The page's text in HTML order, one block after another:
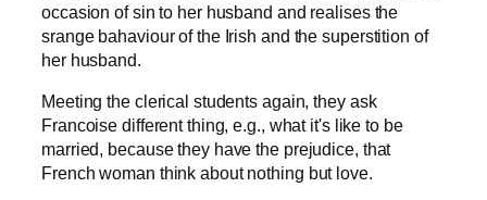
occasion of sin to her husband and realises the
srange bahaviour of the Irish and the superstition of
her husband.
Meeting the clerical students again, they ask
Francoise different thing, e.g., what it's like to be
married, because they have the prejudice, that
French woman think about nothing but love.